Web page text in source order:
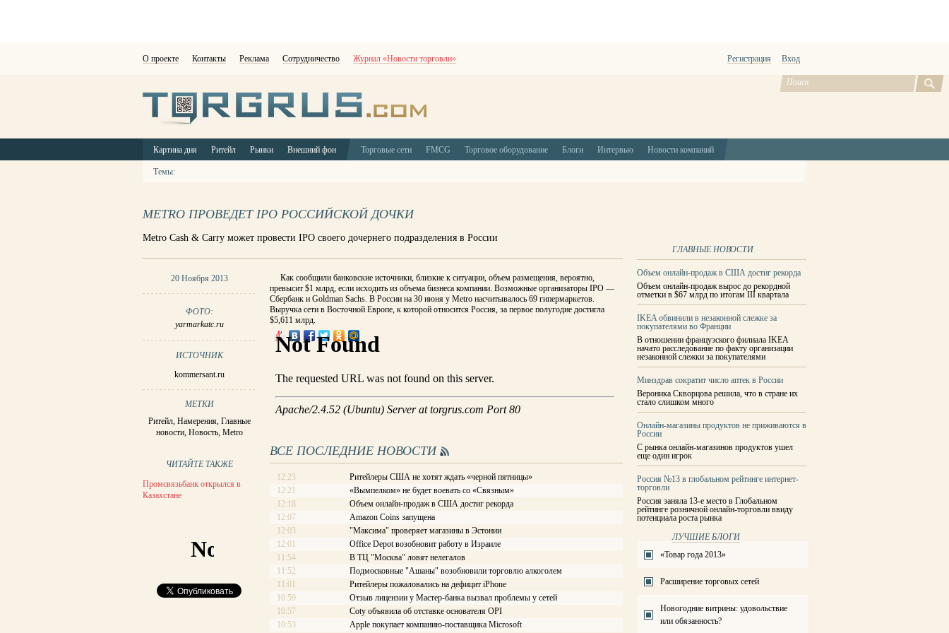
О проекте Контакты Реклама Сотрудничество Журнал «Новости торговли» Регистрация Вход
Картина дня Ритейл Рынки Внешний фон Торговые сети FMCG Торговое оборудование Блоги Интервью Новости компаний
Темы:
METRO ПРОВЕДЕТ IPO РОССИЙСКОЙ ДОЧКИ
Metro Cash & Carry может провести IPO своего дочернего подразделения в России
20 Ноября 2013
ФОТО:
yarmarkatc.ru
ИСТОЧНИК
kommersant.ru
МЕТКИ
Ритейл, Намерения, Главные
новости, Новость, Metro
ЧИТАЙТЕ ТАКЖЕ
Промсвязьбанк открылся в
Казахстане
Как сообщили банковские источники, близкие к ситуации, объем размещения, вероятно,
превысит $1 млрд, если исходить из объема бизнеса компании. Возможные организаторы IPO —
Сбербанк и Goldman Sachs. В России на 30 июня у Metro насчитывалось 69 гипермаркетов.
Выручка сети в Восточной Европе, к которой относится Россия, за первое полугодие достигла
$5,611 млрд.
ВСЕ ПОСЛЕДНИЕ НОВОСТИ
12:23
Ритейлеры США не хотят ждать «черной пятницы»
12:21
«Вымпелком» не будет воевать со «Связным»
12:18
Объем онлайн-продаж в США достиг рекорда
12:07
Amazon Coins запущена
12:03
"Максима" проверяет магазины в Эстонии
12:01
Office Depot возобновит работу в Израиле
11:54
В ТЦ "Москва" ловят нелегалов
11:52
Подмосковные "Ашаны" возобновили торговлю алкоголем
11:01
Ритейлеры пожаловались на дефицит iPhone
10:59
Отзыв лицензии у Мастер-банка вызвал проблемы у сетей
10:57
Coty объявила об отставке основателя OPI
10:53
Apple покупает компанию-поставщика Microsoft
ГЛАВНЫЕ НОВОСТИ
Объем онлайн-продаж в США достиг рекорда
Объем онлайн-продаж вырос до рекордной
отметки в $67 млрд по итогам III квартала
IKEA обвинили в незаконной слежке за
покупателями во Франции
В отношении французского филиала IKEA
начато расследование по факту организации
незаконной слежки за покупателями
Минздрав сократит число аптек в России
Вероника Скворцова решила, что в стране их
стало слишком много
Онлайн-магазины продуктов не приживаются в
России
С рынка онлайн-магазинов продуктов ушел
еще один игрок
Россия №13 в глобальном рейтинге интернет-
торговли
Россия заняла 13-е место в Глобальном
рейтинге розничной онлайн-торговли ввиду
потенциала роста рынка
ЛУЧШИЕ БЛОГИ
«Товар года 2013»
Расширение торговых сетей
Новогодние витрины: удовольствие
или обязанность?